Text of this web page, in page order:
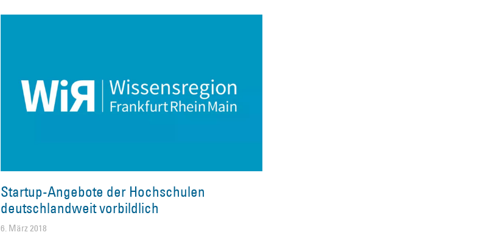
Startup-Angebote der Hochschulen
deutschlandweit vorbildlich
6. März 2018